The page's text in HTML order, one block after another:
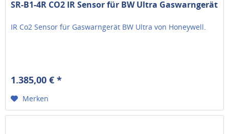
SR-B1-4R CO2 IR Sensor für BW Ultra Gaswarngerät
IR Co2 Sensor für Gaswarngerät BW Ultra von Honeywell.
1.385,00 € *
Merken